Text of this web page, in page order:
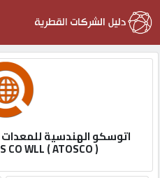
التسجيل
CO WLL ( ATOSCO )